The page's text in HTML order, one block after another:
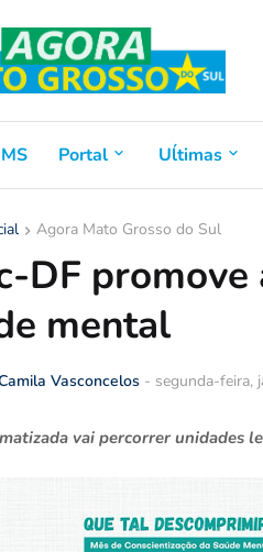
Portal Uĺtimas
Agora Mato Grosso do Sul
DF
mental
Vasconcelos - segunda-feira,
vai percorrer unidades